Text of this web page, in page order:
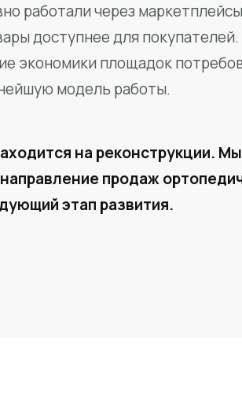
работали через
доступнее для
экономики площадок
модель работы.
на реконструкции.
продаж
этап развития.